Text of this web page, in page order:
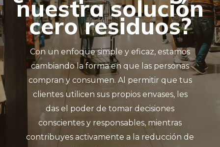
nuestra solución
cero residuos?
Con un enfoque simple y eficaz, estamos
cambiando la forma en que las personas
compran y consumen. Al permitir que tus
clientes utilicen sus propios envases, les
das el poder de tomar decisiones
conscientes y responsables, mientras
contribuyes activamente a la reducción de